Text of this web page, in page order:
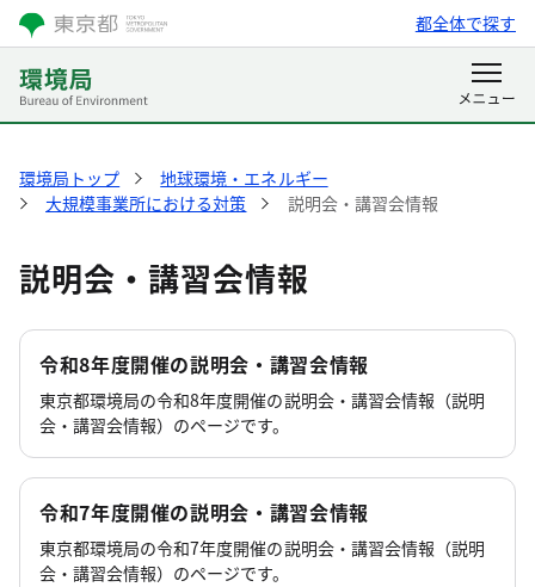
都全体で探す
環境局トップ
地球環境・エネルギー
大規模事業所における対策
説明会・講習会情報
説明会・講習会情報
令和8年度開催の説明会・講習会情報
東京都環境局の令和8年度開催の説明会・講習会情報（説明
会・講習会情報）のページです。
令和7年度開催の説明会・講習会情報
東京都環境局の令和7年度開催の説明会・講習会情報（説明
会・講習会情報）のページです。